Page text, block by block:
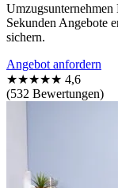
Sekunden Angebote
sichern.
Angebot anfordern
★★★★★ 4,6
(532 Bewertungen)